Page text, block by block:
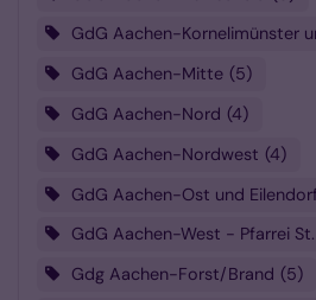
GdG Aachen-Kornelimünster
GdG Aachen-Mitte 5
GdG Aachen-Nord 4
GdG Aachen-Nordwest 4
GdG Aachen-Ost und
GdG Aachen-West - Pfarrei
Gdg Aachen-Forst/Brand 5